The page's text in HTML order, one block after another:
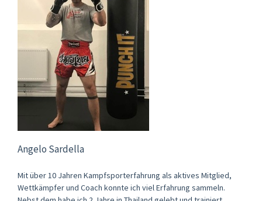
Angelo Sardella
Mit über 10 Jahren Kampfsporterfahrung als aktives Mitglied,
Wettkämpfer und Coach konnte ich viel Erfahrung sammeln.